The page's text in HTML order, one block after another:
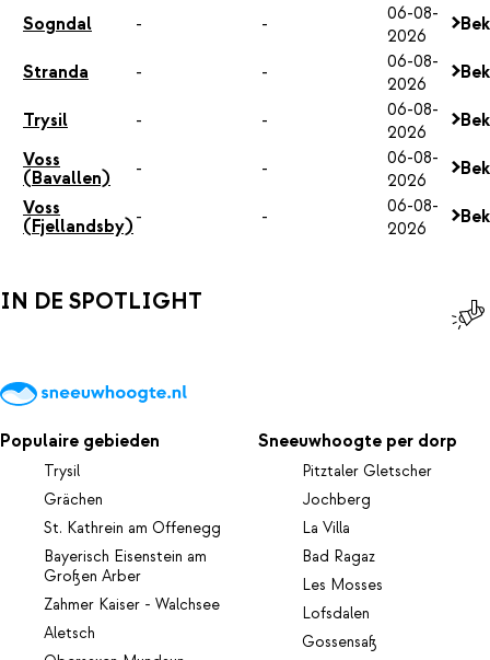
Sogndal - -
06-08-
2026
Stranda - -
06-08-
2026
Trysil - -
06-08-
2026
Voss
(Bavallen)
- -
06-08-
2026
Voss
(Fjellandsby) - -
06-08-
2026
IN DE SPOTLIGHT
Populaire gebieden
Trysil
Grächen
St. Kathrein am Offenegg
Bayerisch Eisenstein am
Großen Arber
Zahmer Kaiser - Walchsee
Aletsch
Sneeuwhoogte per dorp
Pitztaler Gletscher
Jochberg
La Villa
Bad Ragaz
Les Mosses
Lofsdalen
Gossensaß